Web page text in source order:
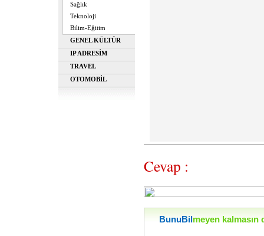
Sağlık
Teknoloji
Bilim-Eğitim
GENEL KÜLTÜR
IP ADRESİM
TRAVEL
OTOMOBİL
Cevap :
BunuBil meyen kalmasın